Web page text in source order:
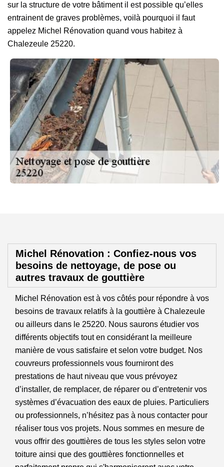
sur la structure de votre bâtiment il est possible qu’elles
entrainent de graves problèmes, voilà pourquoi il faut
appelez Michel Rénovation quand vous habitez à
Chalezeule 25220.
Michel Rénovation : Confiez-nous vos
besoins de nettoyage, de pose ou
autres travaux de gouttière
Michel Rénovation est à vos côtés pour répondre à vos
besoins de travaux relatifs à la gouttière à Chalezeule
ou ailleurs dans le 25220. Nous saurons étudier vos
différents objectifs tout en considérant la meilleure
manière de vous satisfaire et selon votre budget. Nos
couvreurs professionnels vous fourniront des
prestations de haut niveau que vous prévoyez
d’installer, de remplacer, de réparer ou d’entretenir vos
systèmes d’évacuation des eaux de pluies. Particuliers
ou professionnels, n’hésitez pas à nous contacter pour
réaliser tous vos projets. Nous sommes en mesure de
vous offrir des gouttières de tous les styles selon votre
toiture ainsi que des gouttières fonctionnelles et